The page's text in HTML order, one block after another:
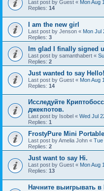
Last post by Guest « Mon Aug
Replies: 14
I am the new girl
Last post by Jenson « Mon Jul
Replies: 3
Im glad I finally signed
Last post by samanthabert «
Replies: 2
Just wanted to say Hello!
Last post by Guest « Mon Aug
Replies: 14
Исследуйте
джекпотов.
Last post by Isobel « Wed Jul
Replies: 1
FrostyPure Mini
Last post byAmelia John « Tue
Replies: 2
Just want to say Hi.
Last post by Guest « Mon Aug
Replies: 13
Начните выигрывать